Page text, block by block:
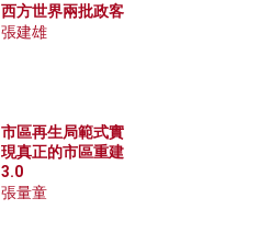
西方世界兩批政客
張建雄
市區再生局範式實
現真正的市區重建
3.0
張量童